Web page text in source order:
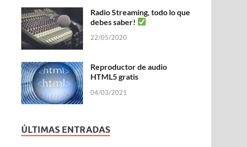
Radio Streaming, todo lo que
debes saber!
22/05/2020
Reproductor de audio
HTML5 gratis
04/03/2021
ÚLTIMAS ENTRADAS